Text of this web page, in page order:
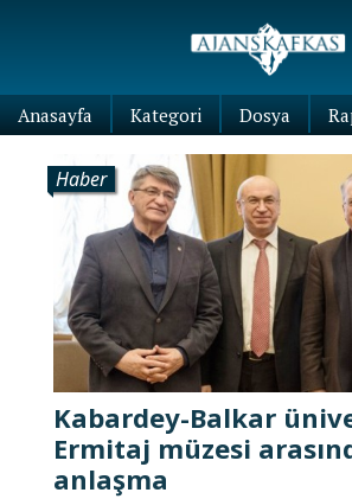
Anasayfa Kategori Dosya
Haber
Kabardey-Balkar
Ermitaj müzesi
anlaşma